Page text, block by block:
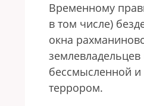
Временному
в том числе)
окна
бессмысленной
террором.